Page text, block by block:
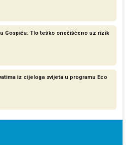
Gospiću: Tlo teško onečišćeno uz rizik
iz cijeloga svijeta u programu Eco